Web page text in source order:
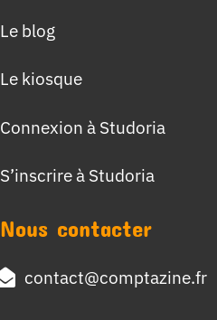
Le blog
Le kiosque
Connexion à Studoria
S’inscrire à Studoria
Nous contacter
contact@comptazine.fr